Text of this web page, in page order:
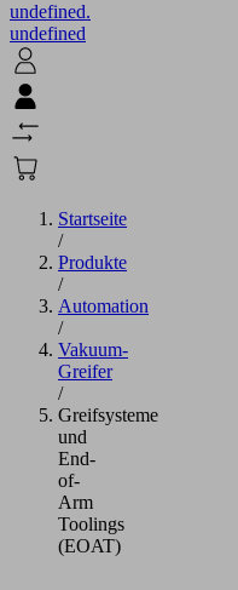
undefined.
undefined
Startseite
/
Produkte
/
Automation
/
Vakuum-
Greifer
/
Greifsysteme
und
End-
of-
Arm
Toolings
(EOAT)